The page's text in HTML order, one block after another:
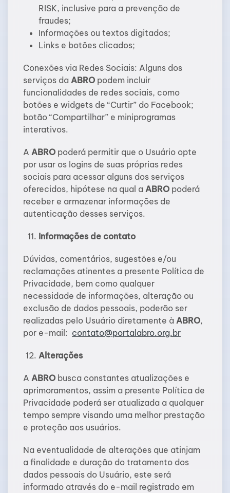
RISK, inclusive para a prevenção de
fraudes;
Informações ou textos digitados;
Links e botões clicados;
Conexões via Redes Sociais: Alguns dos
serviços da ABRO podem incluir
funcionalidades de redes sociais, como
botões e widgets de “Curtir” do Facebook;
botão “Compartilhar” e miniprogramas
interativos.
A ABRO poderá permitir que o Usuário opte
por usar os logins de suas próprias redes
sociais para acessar alguns dos serviços
oferecidos, hipótese na qual a ABRO poderá
receber e armazenar informações de
autenticação desses serviços.
Informações de contato
Dúvidas, comentários, sugestões e/ou
reclamações atinentes a presente Política de
Privacidade, bem como qualquer
necessidade de informações, alteração ou
exclusão de dados pessoais, poderão ser
realizadas pelo Usuário diretamente à ABRO,
por e-mail: contato@portalabro.org.br
Alterações
A ABRO busca constantes atualizações e
aprimoramentos, assim a presente Política de
Privacidade poderá ser atualizada a qualquer
tempo sempre visando uma melhor prestação
e proteção aos usuários.
Na eventualidade de alterações que atinjam
a finalidade e duração do tratamento dos
dados pessoais do Usuário, este será
informado através do e-mail registrado em